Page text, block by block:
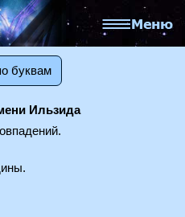
буквам
Ильзида